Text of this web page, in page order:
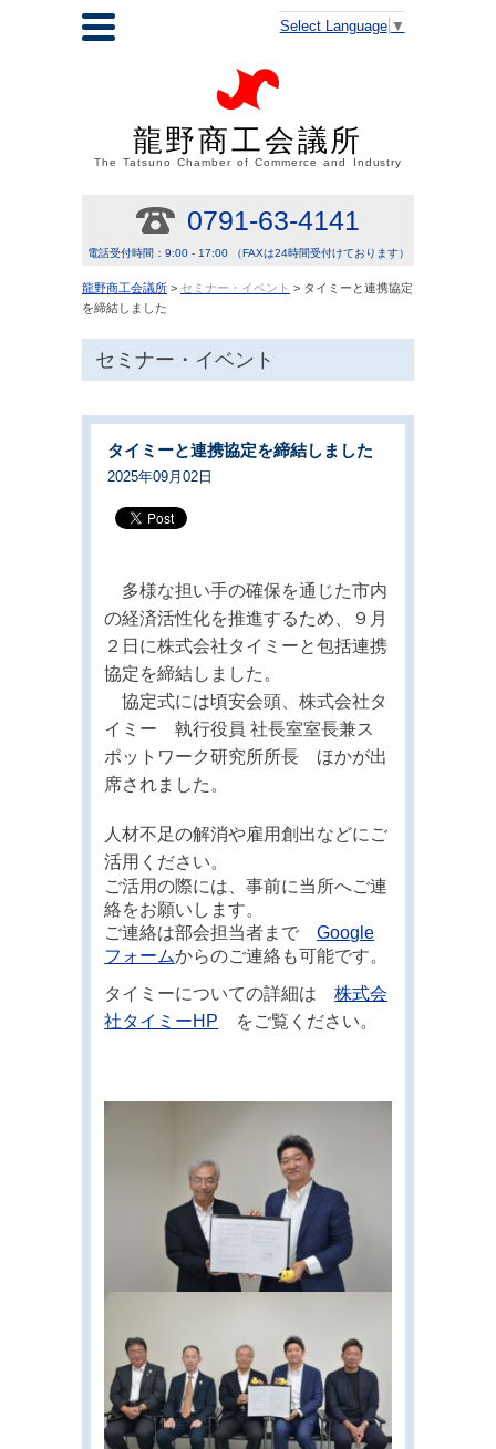
Select Language ▼
龍野商工会議所
The Tatsuno Chamber of Commerce and Industry
0791-63-4141
電話受付時間：9:00 - 17:00 （FAXは24時間受付けております）
龍野商工会議所 > セミナー・イベント > タイミーと連携協定
を締結しました
セミナー・イベント
タイミーと連携協定を締結しました
2025年09月02日
多様な担い手の確保を通じた市内
の経済活性化を推進するため、９月
２日に株式会社タイミーと包括連携
協定を締結しました。
協定式には頃安会頭、株式会社タ
イミー 執行役員 社長室室長兼ス
ポットワーク研究所所長 ほかが出
席されました。
人材不足の解消や雇用創出などにご
活用ください。
ご活用の際には、事前に当所へご連
絡をお願いします。
ご連絡は部会担当者までGoogle
フォームからのご連絡も可能です。
タイミーについての詳細は株式会
社タイミーHP をご覧ください。